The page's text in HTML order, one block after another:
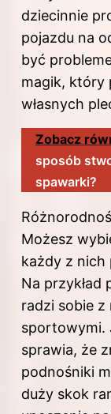
dziecinnie
pojazdu na
być
magik, który
własnych
Zobacz
sposób
spawarki?
Możesz
każdy z nich
Na przykład
radzi sobie z
sportowymi.
sprawia, że
podnośniki
duży skok